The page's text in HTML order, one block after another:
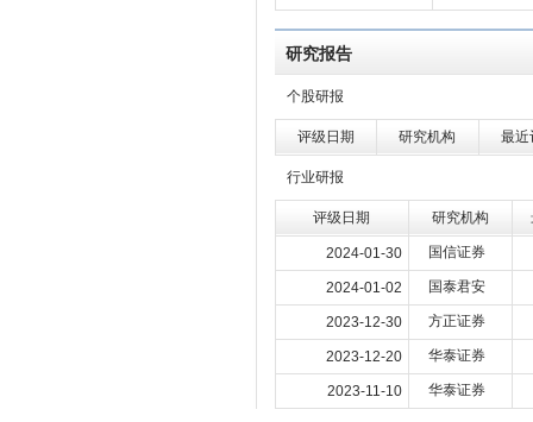
研究报告
个股研报
评级日期 研究机构 最近
行业研报
评级日期 研究机构
2024-01-30 国信证券
2024-01-02 国泰君安
2023-12-30 方正证券
2023-12-20 华泰证券
2023-11-10 华泰证券